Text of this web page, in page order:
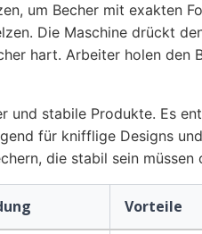
um Becher mit exakten
Die Maschine drückt
hart. Arbeiter holen den
und stabile Produkte. Es
für knifflige Designs
die stabil sein
Vorteile